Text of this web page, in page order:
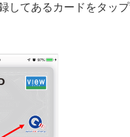
してあるカードをタッ